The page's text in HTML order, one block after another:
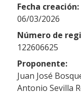
Fecha creación:
06/03/2026
Número de
122606625
Proponente:
Juan José
Antonio Sevilla